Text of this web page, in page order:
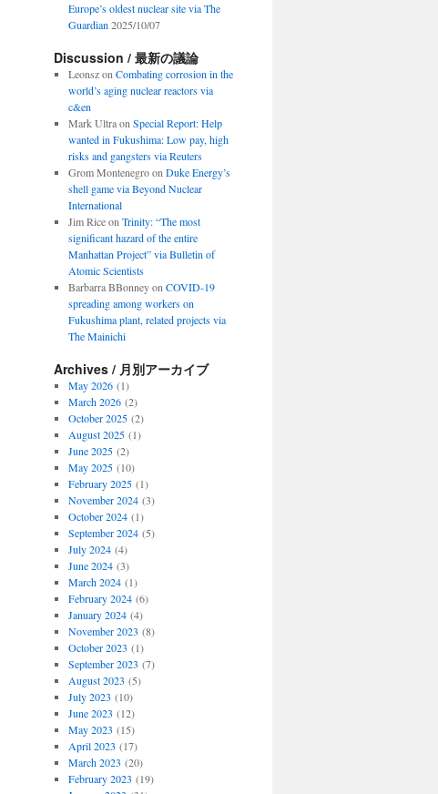
Europe’s oldest nuclear site via The
Guardian 2025/10/07
Discussion / 最新の議論
Leonszon Combating corrosion in the
world’s aging nuclear reactors via
c&en
Mark Ultraon Special Report: Help
wanted in Fukushima: Low pay, high
risks and gangsters via Reuters
Grom Montenegroon Duke Energy’s
shell game via Beyond Nuclear
International
Jim Riceon Trinity: “The most
significant hazard of the entire
Manhattan Project” via Bulletin of
Atomic Scientists
Barbarra BBonneyon COVID-19
spreading among workers on
Fukushima plant, related projects via
The Mainichi
Archives / 月別アーカイブ
May 2026(1)
March 2026(2)
October 2025(2)
August 2025(1)
June 2025(2)
May 2025(10)
February 2025(1)
November 2024(3)
October 2024(1)
September 2024(5)
July 2024(4)
June 2024(3)
March 2024(1)
February 2024(6)
January 2024(4)
November 2023 (8)
October 2023 (1)
September 2023 (7)
August 2023 (5)
July 2023 (10)
June 2023 (12)
May 2023 (15)
April 2023 (17)
March 2023 (20)
February 2023 (19)